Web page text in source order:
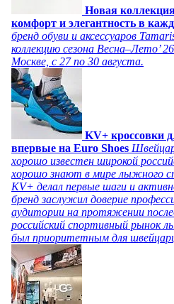
Новая
комфорт и элегантность в
бренд обуви и аксессуаров
коллекцию сезона Весна–Лето’
Москве, с 27 по 30 августа.
KV+ кроссовки
впервые на Euro Shoes
хорошо известен широкой
хорошо знают в мире лыжного
KV+ делал первые шаги и
бренд заслужил доверие
аудитории на протяжении
российский спортивный рынок
был приоритетным для